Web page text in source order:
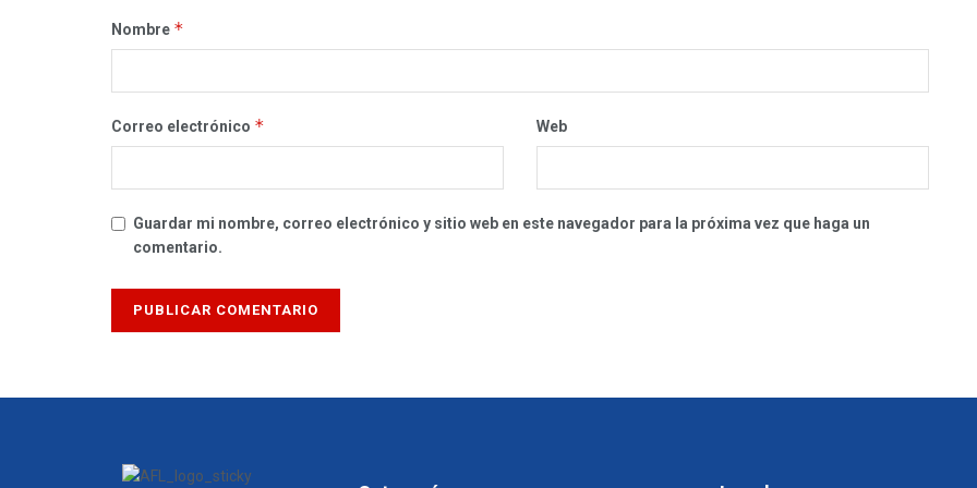
Nombre *
Correo electrónico * Web
Guardar mi nombre, correo electrónico y sitio web en este navegador para la próxima vez que haga un
comentario.